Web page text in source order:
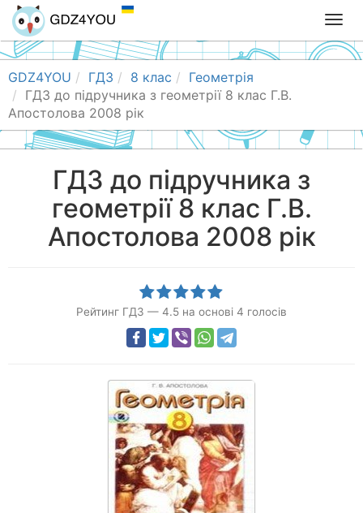
T
o
g
n
a
GDZ4YOU ГДЗ 8 клас
Геометрія
ГДЗ до підручника з геометрії 8 клас Г.В.
Апостолова 2008 рік
ГДЗ до підручника з
геометрії 8 клас Г.В.
Апостолова 2008 рік
Рейтинг ГДЗ — 4.5 на основі 4 голосів